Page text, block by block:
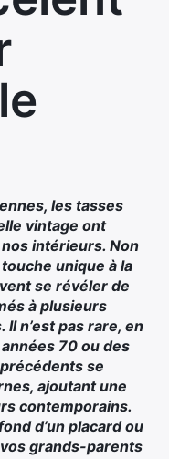
les tasses
vintage ont
intérieurs. Non
unique à la
se révéler de
à plusieurs
n’est pas rare, en
70 ou des
se
ajoutant une
contemporains.
d’un placard ou
grands-parents